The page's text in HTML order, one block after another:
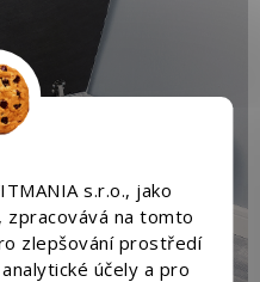
s.r.o., jako
zpracovává na tomto
zlepšování prostředí
účely a pro